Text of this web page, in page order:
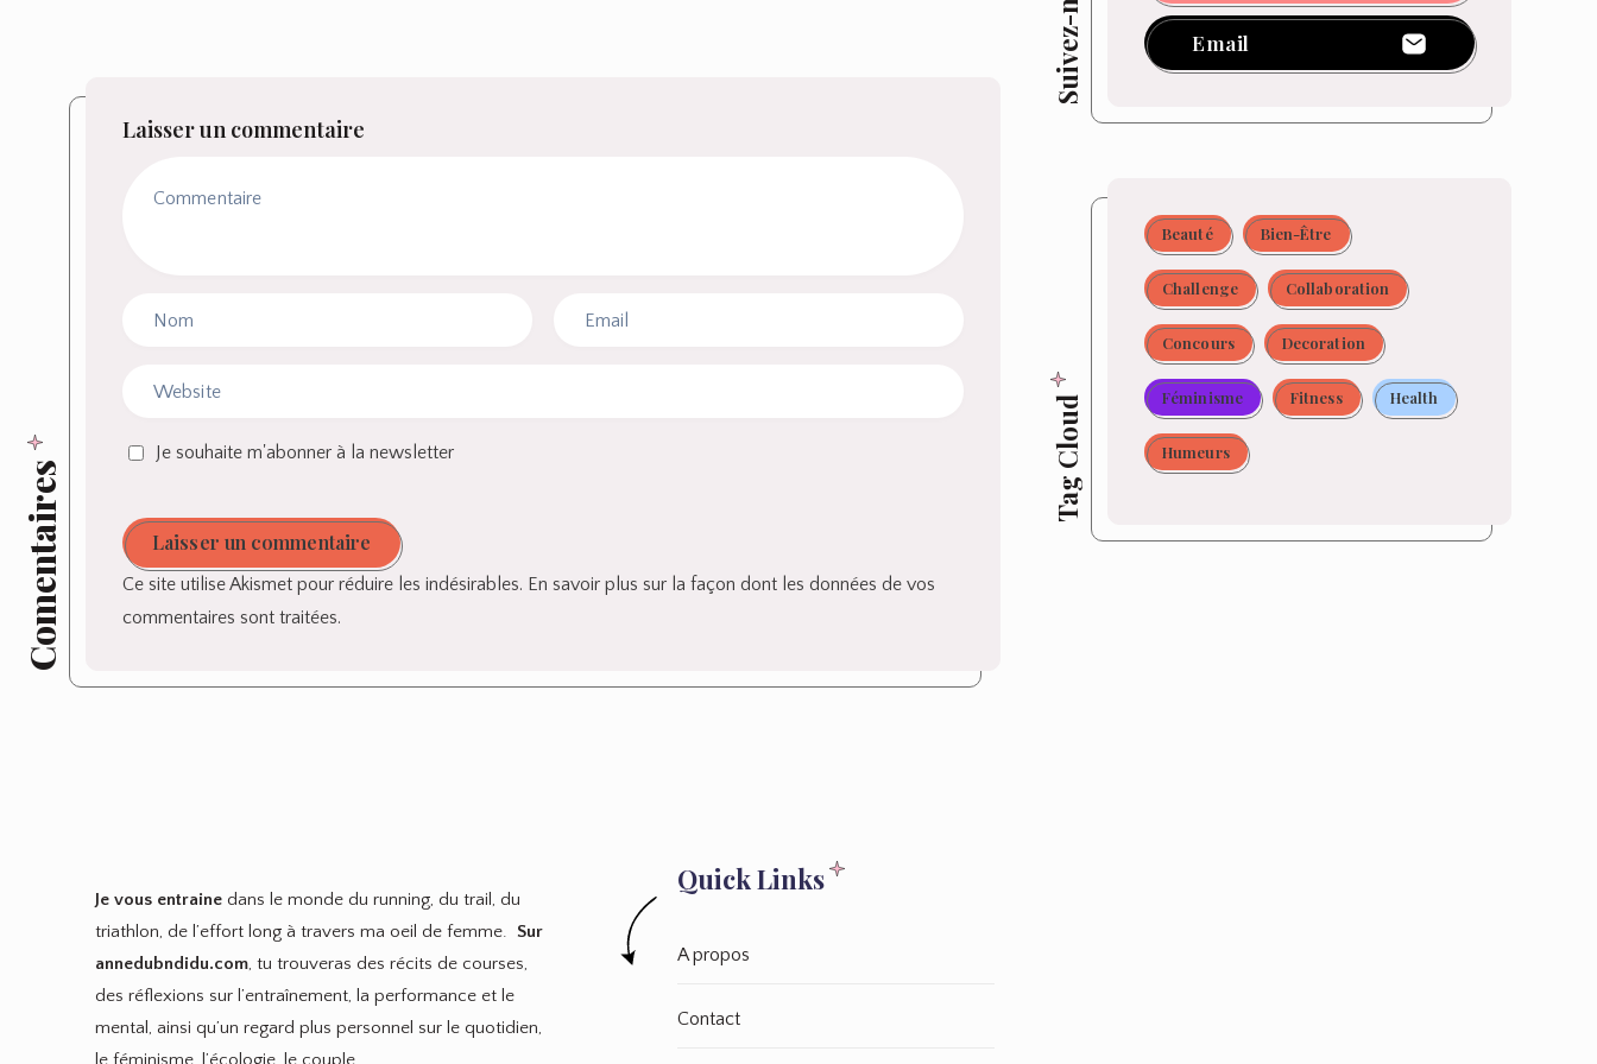
Comentaires
Laisser un commentaire
Je souhaite m'abonner à la newsletter
Laisser un commentaire
Ce site utilise Akismet pour réduire les indésirables. En savoir plus sur la façon dont les données de vos
commentaires sont traitées.
Email
Tag Cloud
Beauté Bien-Être
Challenge Collaboration
Concours Decoration
Féminisme Fitness Health
Humeurs
Je vous entraine dans le monde du running, du trail, du
triathlon, de l’effort long à travers ma oeil de femme. Sur
annedubndidu.com, tu trouveras des récits de courses,
des réflexions sur l’entraînement, la performance et le
mental, ainsi qu’un regard plus personnel sur le quotidien,
le féminisme, l’écologie, le couple…
Quick Links
A propos
Contact